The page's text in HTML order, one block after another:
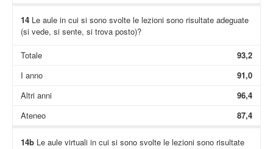
14Le aule in cui si sono svolte le lezioni sono risultate adeguate
(si vede, si sente, si trova posto)?
Totale
93,2
I anno
91,0
Altri anni
96,4
Ateneo
87,4
14bLe aule virtuali in cui si sono svolte le lezioni sono risultate